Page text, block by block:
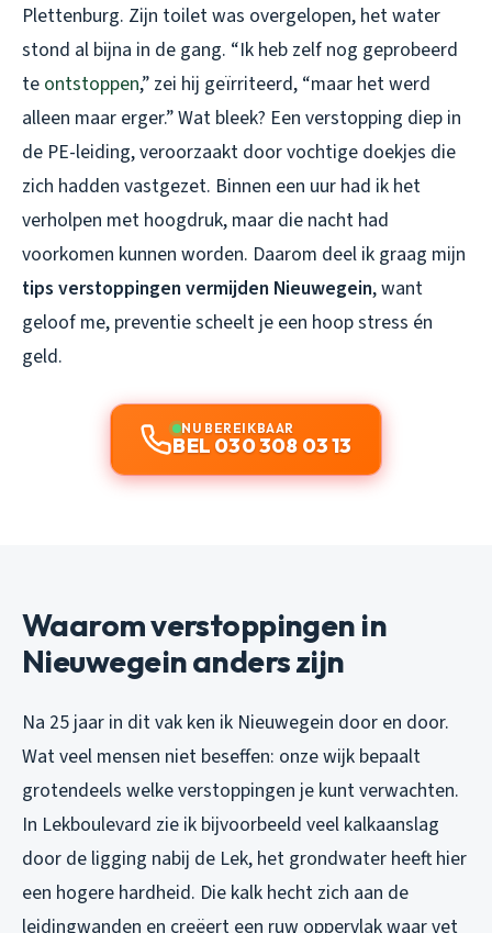
Plettenburg. Zijn toilet was overgelopen, het water
stond al bijna in de gang. “Ik heb zelf nog geprobeerd
te ontstoppen,” zei hij geïrriteerd, “maar het werd
alleen maar erger.” Wat bleek? Een verstopping diep in
de PE-leiding, veroorzaakt door vochtige doekjes die
zich hadden vastgezet. Binnen een uur had ik het
verholpen met hoogdruk, maar die nacht had
voorkomen kunnen worden. Daarom deel ik graag mijn
tips verstoppingen vermijden Nieuwegein, want
geloof me, preventie scheelt je een hoop stress én
geld.
NU BEREIKBAAR
BEL 030 308 03 13
Waarom verstoppingen in
Nieuwegein anders zijn
Na 25 jaar in dit vak ken ik Nieuwegein door en door.
Wat veel mensen niet beseffen: onze wijk bepaalt
grotendeels welke verstoppingen je kunt verwachten.
In Lekboulevard zie ik bijvoorbeeld veel kalkaanslag
door de ligging nabij de Lek, het grondwater heeft hier
een hogere hardheid. Die kalk hecht zich aan de
leidingwanden en creëert een ruw oppervlak waar vet